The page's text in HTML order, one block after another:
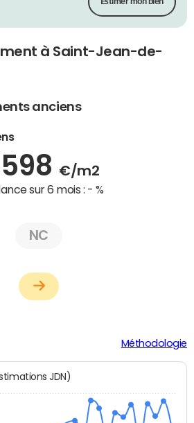
Estimer mon bien
à Saint-Jean-de-
anciens
€/m2
sur 6 mois : - %
NC
Méthodologie
: estimations JDN)